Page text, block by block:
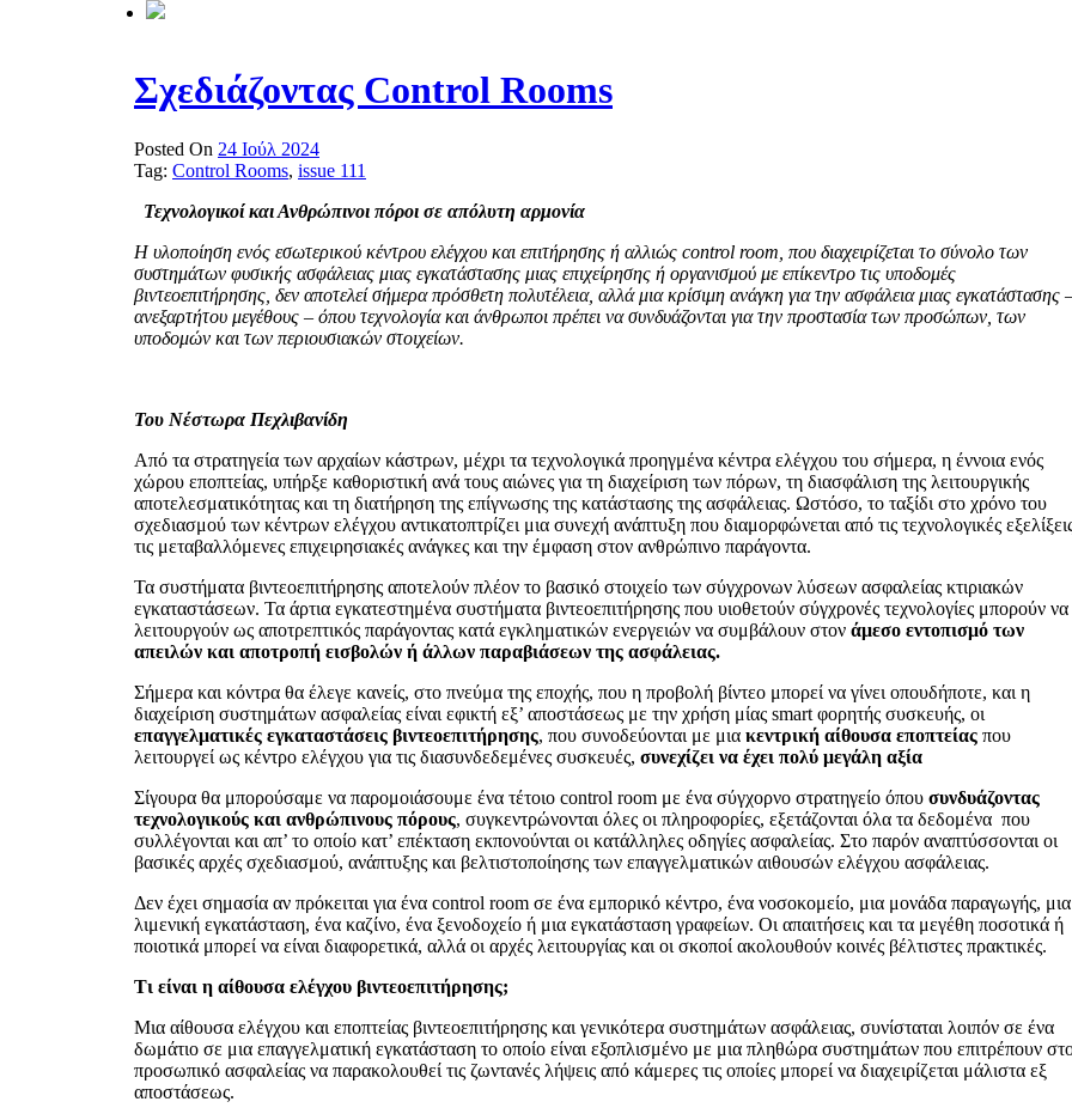
Σχεδιάζοντας Control Rooms
Posted On 24 Ιούλ 2024
Tag: Control Rooms, issue 111
Τεχνολογικοί και Ανθρώπινοι πόροι σε απόλυτη αρμονία
Η υλοποίηση ενός εσωτερικού κέντρου ελέγχου και επιτήρησης ή αλλιώς control room, που διαχειρίζεται το σύνολο των
συστημάτων φυσικής ασφάλειας μιας εγκατάστασης μιας επιχείρησης ή οργανισμού με επίκεντρο τις υποδομές
βιντεοεπιτήρησης, δεν αποτελεί σήμερα πρόσθετη πολυτέλεια, αλλά μια κρίσιμη ανάγκη για την ασφάλεια μιας εγκατάστασης
ανεξαρτήτου μεγέθους – όπου τεχνολογία και άνθρωποι πρέπει να συνδυάζονται για την προστασία των προσώπων, των
υποδομών και των περιουσιακών στοιχείων.
Του Νέστωρα Πεχλιβανίδη
Από τα στρατηγεία των αρχαίων κάστρων, μέχρι τα τεχνολογικά προηγμένα κέντρα ελέγχου του σήμερα, η έννοια ενός
χώρου εποπτείας, υπήρξε καθοριστική ανά τους αιώνες για τη διαχείριση των πόρων, τη διασφάλιση της λειτουργικής
αποτελεσματικότητας και τη διατήρηση της επίγνωσης της κατάστασης της ασφάλειας. Ωστόσο, το ταξίδι στο χρόνο του
σχεδιασμού των κέντρων ελέγχου αντικατοπτρίζει μια συνεχή ανάπτυξη που διαμορφώνεται από τις τεχνολογικές
τις μεταβαλλόμενες επιχειρησιακές ανάγκες και την έμφαση στον ανθρώπινο παράγοντα.
Τα συστήματα βιντεοεπιτήρησης αποτελούν πλέον το βασικό στοιχείο των σύγχρονων λύσεων ασφαλείας κτιριακών
εγκαταστάσεων. Τα άρτια εγκατεστημένα συστήματα βιντεοεπιτήρησης που υιοθετούν σύγχρονές τεχνολογίες μπορούν να
λειτουργούν ως αποτρεπτικός παράγοντας κατά εγκληματικών ενεργειών να συμβάλουν στον άμεσο εντοπισμό των
απειλών και αποτροπή εισβολών ή άλλων παραβιάσεων της ασφάλειας.
Σήμερα και κόντρα θα έλεγε κανείς, στο πνεύμα της εποχής, που η προβολή βίντεο μπορεί να γίνει οπουδήποτε, και η
διαχείριση συστημάτων ασφαλείας είναι εφικτή εξ’ αποστάσεως με την χρήση μίας smart φορητής συσκευής, οι
επαγγελματικές εγκαταστάσεις βιντεοεπιτήρησης, που συνοδεύονται με μια κεντρική αίθουσα εποπτείας που
λειτουργεί ως κέντρο ελέγχου για τις διασυνδεδεμένες συσκευές, συνεχίζει να έχει πολύ μεγάλη αξία
Σίγουρα θα μπορούσαμε να παρομοιάσουμε ένα τέτοιο control room με ένα σύγχορνο στρατηγείο όπου συνδυάζοντας
τεχνολογικούς και ανθρώπινους πόρους, συγκεντρώνονται όλες οι πληροφορίες, εξετάζονται όλα τα δεδομένα που
συλλέγονται και απ’ το οποίο κατ’ επέκταση εκπονούνται οι κατάλληλες οδηγίες ασφαλείας. Στο παρόν αναπτύσσονται οι
βασικές αρχές σχεδιασμού, ανάπτυξης και βελτιστοποίησης των επαγγελματικών αιθουσών ελέγχου ασφάλειας.
Δεν έχει σημασία αν πρόκειται για ένα control room σε ένα εμπορικό κέντρο, ένα νοσοκομείο, μια μονάδα παραγωγής, μια
λιμενική εγκατάσταση, ένα καζίνο, ένα ξενοδοχείο ή μια εγκατάσταση γραφείων. Οι απαιτήσεις και τα μεγέθη ποσοτικά ή
ποιοτικά μπορεί να είναι διαφορετικά, αλλά οι αρχές λειτουργίας και οι σκοποί ακολουθούν κοινές βέλτιστες πρακτικές.
Τι είναι η αίθουσα ελέγχου βιντεοεπιτήρησης;
Μια αίθουσα ελέγχου και εποπτείας βιντεοεπιτήρησης και γενικότερα συστημάτων ασφάλειας, συνίσταται λοιπόν σε ένα
δωμάτιο σε μια επαγγελματική εγκατάσταση το οποίο είναι εξοπλισμένο με μια πληθώρα συστημάτων που επιτρέπουν
προσωπικό ασφαλείας να παρακολουθεί τις ζωντανές λήψεις από κάμερες τις οποίες μπορεί να διαχειρίζεται μάλιστα εξ
αποστάσεως.